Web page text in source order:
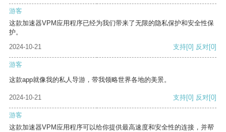
游客
这款加速器VPM应用程序已经为我们带来了无限的隐私保护和安全性保
护。
2024-10-21
支持[0] 反对[0]
游客
这款app就像我的私人导游，带我领略世界各地的美景。
2024-10-21 支持[0] 反对[0]
游客
这款加速器VPM应用程序可以给你提供最高速度和安全性的连接，并帮